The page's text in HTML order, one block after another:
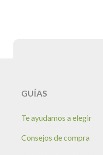
GUÍAS
Te ayudamos a elegir
Consejos de compra